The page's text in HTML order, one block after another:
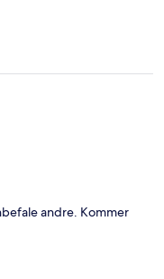
andre. Kommer